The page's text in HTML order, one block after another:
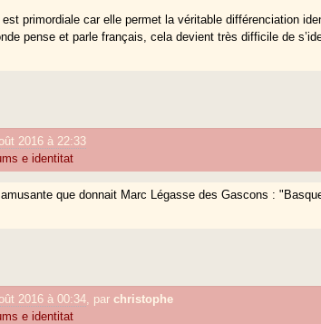
est primordiale car elle permet la véritable différenciation
pense et parle français, cela devient très difficile de
2016 à 22:33
e identitat
que donnait Marc Légasse des Gascons :
2016 à 00:34 parchristophe
e identitat